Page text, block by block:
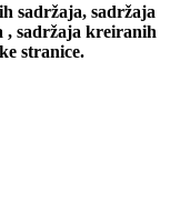
sadržaja, sadržaja
, sadržaja kreiranih
stranice.